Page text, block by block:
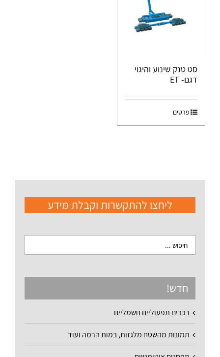
סט טנק שינוע והיגוי
דגם- ET
פרטים
ליחצו להתקשרות וקבלת מידע
חדש!
רכבים תפעוליים חשמליים
תמונות מהשטח מלגזות, במות הרמה ועוד